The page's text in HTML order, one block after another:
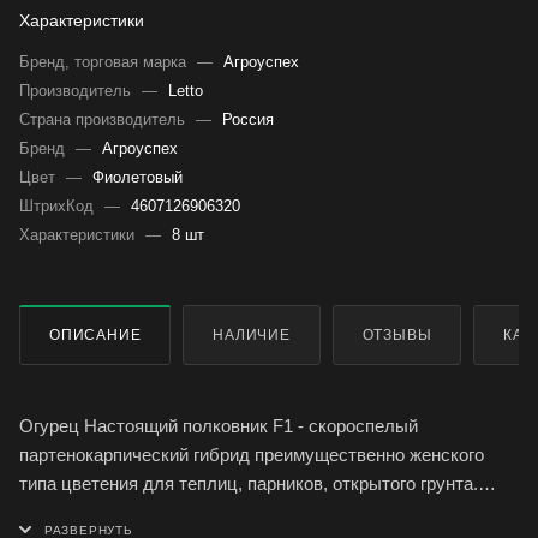
Характеристики
Бренд, торговая марка — Агроуспех
Производитель
—
Letto
Страна производитель
—
Россия
Бренд — Агроуспех
Цвет — Фиолетовый
ШтрихКод — 4607126906320
Характеристики — 8 шт
ОПИСАНИЕ НАЛИЧИЕ ОТЗЫВЫ
Огурец Настоящий полковник F1 - скороспелый
партенокарпический гибрид преимущественно женского
типа цветения для теплиц, парников, открытого грунта.